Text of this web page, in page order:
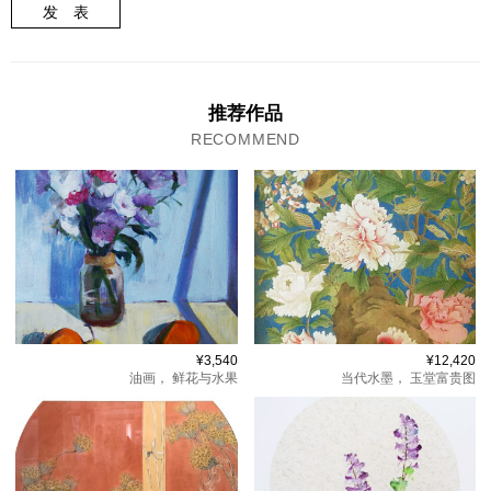
发 表
推荐作品
RECOMMEND
¥3,540
油画， 鲜花与水果
¥12,420
当代水墨，
玉堂富贵图